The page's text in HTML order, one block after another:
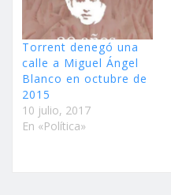
Torrent denegó una
calle a Miguel Ángel
Blanco en octubre de
2015
10 julio, 2017
En «Política»